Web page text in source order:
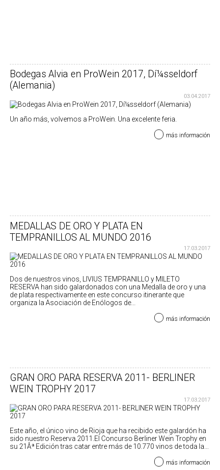
Bodegas Alvia en ProWein 2017, Dí¼sseldorf
(Alemania)
03.04.2017
Un año más, volvemos a ProWein. Una excelente feria.
más información
MEDALLAS DE ORO Y PLATA EN
TEMPRANILLOS AL MUNDO 2016
17.03.2017
Dos de nuestros vinos, LIVIUS TEMPRANILLO y MILETO
RESERVA han sido galardonados con una Medalla de oro y una
de plata respectivamente en este concurso itinerante que
organiza la Asociación de Enólogos de...
más información
GRAN ORO PARA RESERVA 2011- BERLINER
WEIN TROPHY 2017
17.03.2017
Este año, el único vino de Rioja que ha recibido este galardón ha
sido nuestro Reserva 2011.El Concurso Berliner Wein Trophy en
su 21Âª Edición tras catar entre más de 10.770 vinos de toda la...
más información